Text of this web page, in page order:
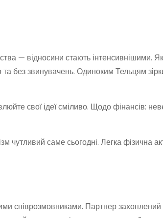
— відносини стають інтенсивнішими.
без звинувачень. Одиноким Тельцям
свої ідеї сміливо. Щодо фінансів:
чутливий саме сьогодні. Легка фізична
співрозмовниками. Партнер